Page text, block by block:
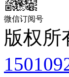
微信订阅号
版权